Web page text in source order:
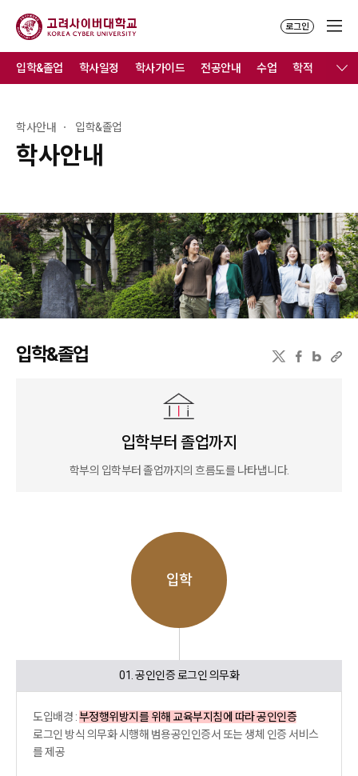
로그인
학사안내
학사안내 입학&졸업
입학&졸업 학사일정 학사가이드 전공안내 수업 학적 졸업
입학&졸업
입학부터 졸업까지
학부의 입학부터 졸업까지의 흐름도를 나타냅니다.
입학
01. 공인인증 로그인 의무화
도입배경 :부정행위방지를 위해 교육부지침에 따라 공인인증
로그인 방식 의무화 시행해 범용공인인증서 또는 생체 인증 서비스
를 제공